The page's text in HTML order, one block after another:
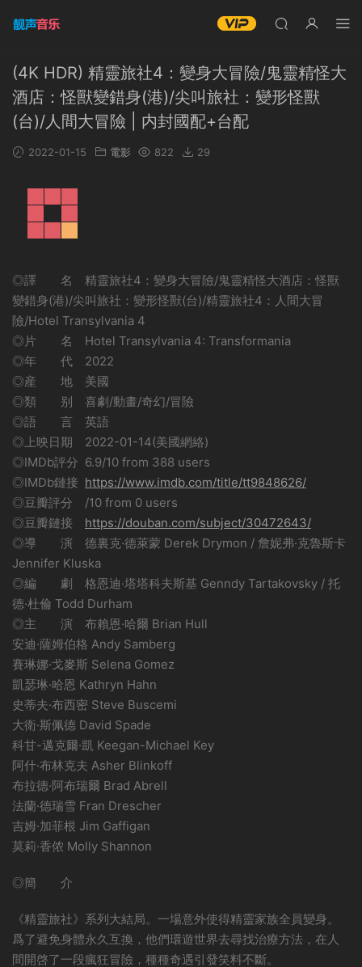
(4K HDR) 精靈旅社4：變身大冒險/鬼靈精怪大
酒店：怪獸變錯身(港)/尖叫旅社：變形怪獸
(台)/人間大冒險 | 内封國配+台配
2022-01-15 電影 822 29
◎譯 名 精靈旅社4：變身大冒險/鬼靈精怪大酒店：怪獸
變錯身(港)/尖叫旅社：變形怪獸(台)/精靈旅社4：人間大冒
險/Hotel Transylvania 4
◎片 名 Hotel Transylvania 4: Transformania
◎年 代 2022
◎産 地 美國
◎類 别 喜劇/動畫/奇幻/冒險
◎語 言 英語
◎上映日期 2022-01-14(美國網絡)
◎IMDb評分 6.9/10 from 388 users
◎IMDb鏈接 https://www.imdb.com/title/tt9848626/
◎豆瓣評分 /10 from 0 users
◎豆瓣鏈接 https://douban.com/subject/30472643/
◎導 演 德裏克·德萊蒙 Derek Drymon / 詹妮弗·克魯斯卡
Jennifer Kluska
◎編 劇 格恩迪·塔塔科夫斯基 Genndy Tartakovsky / 托
德·杜倫 Todd Durham
◎主 演 布賴恩·哈爾 Brian Hull
安迪·薩姆伯格 Andy Samberg
賽琳娜·戈麥斯 Selena Gomez
凱瑟琳·哈恩 Kathryn Hahn
史蒂夫·布西密 Steve Buscemi
大衛·斯佩德 David Spade
科甘-邁克爾·凱 Keegan-Michael Key
阿什·布林克夫 Asher Blinkoff
布拉德·阿布瑞爾 Brad Abrell
法蘭·德瑞雪 Fran Drescher
吉姆·加菲根 Jim Gaffigan
莫莉·香侬 Molly Shannon
◎簡 介
《精靈旅社》系列大結局。一場意外使得精靈家族全員變身。
爲了避免身體永久互換，他們環遊世界去尋找治療方法，在人
間開啓了一段瘋狂冒險，種種奇遇引發笑料不斷。